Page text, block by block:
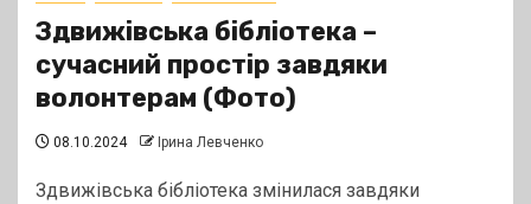
Здвижівська бібліотека –
сучасний простір завдяки
волонтерам (Фото)
08.10.2024 Ірина Левченко
Здвижівська бібліотека змінилася завдяки